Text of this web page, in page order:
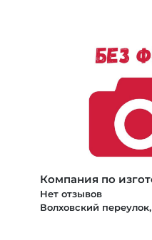
Компания по
Нет отзывов
Волховский переулок,